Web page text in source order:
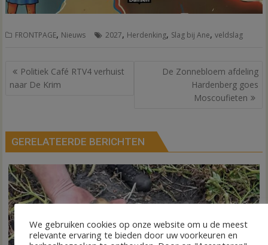
FRONTPAGE, Nieuws 2027, Herdenking, Slag bij Ane,veldslag
Bericht
navigatie
Politiek Café RTV4 verhuist
naar De Krim
De Zonnebloem afdeling
Hardenberg goes
Moscoufieten
GERELATEERDE BERICHTEN
We gebruiken cookies op onze website om u de meest
relevante ervaring te bieden door uw voorkeuren en